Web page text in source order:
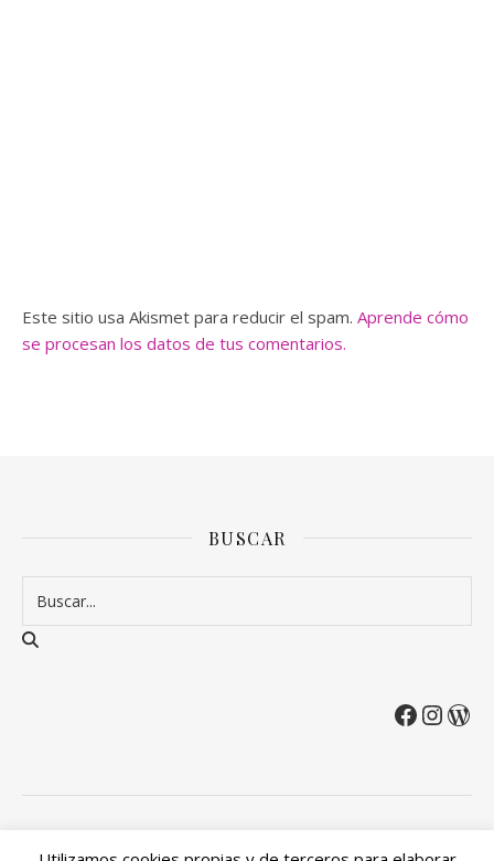
Este sitio usa Akismet para reducir el spam. Aprende cómo
se procesan los datos de tus comentarios.
BUSCAR